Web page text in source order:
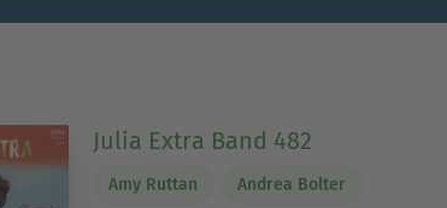
Julia Extra Band 482
Amy Ruttan Andrea Bolter